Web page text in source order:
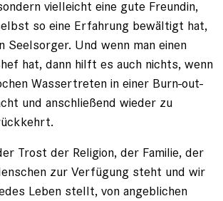
vielleicht eine gute Freundin,
so eine Erfahrung bewältigt hat,
Seelsorger. Und wenn man einen
hat, dann hilft es auch nichts, wenn
Wassertreten in einer Burn-out-
und anschließend wieder zu
Trost der Religion, der Familie, der
zur Verfügung steht und wir
Leben stellt, von angeblichen